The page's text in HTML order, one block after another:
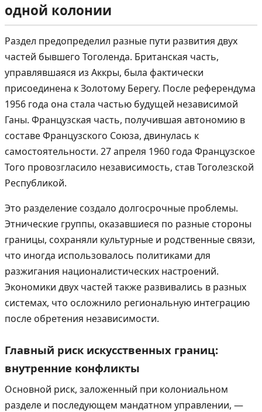
одной колонии
Раздел предопределил разные пути развития двух
частей бывшего Тоголенда. Британская часть,
управлявшаяся из Аккры, была фактически
присоединена к Золотому Берегу. После референдума
1956 года она стала частью будущей независимой
Ганы. Французская часть, получившая автономию в
составе Французского Союза, двинулась к
самостоятельности. 27 апреля 1960 года Французское
Того провозгласило независимость, став Тоголезской
Республикой.
Это разделение создало долгосрочные проблемы.
Этнические группы, оказавшиеся по разные стороны
границы, сохраняли культурные и родственные связи,
что иногда использовалось политиками для
разжигания националистических настроений.
Экономики двух частей также развивались в разных
системах, что осложнило региональную интеграцию
после обретения независимости.
Главный риск искусственных границ:
внутренние конфликты
Основной риск, заложенный при колониальном
разделе и последующем мандатном управлении, —